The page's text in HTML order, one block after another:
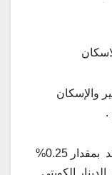
والإسكان
وخفض بنك الكويت المركزى سعر العائد بمقدار 0.25%